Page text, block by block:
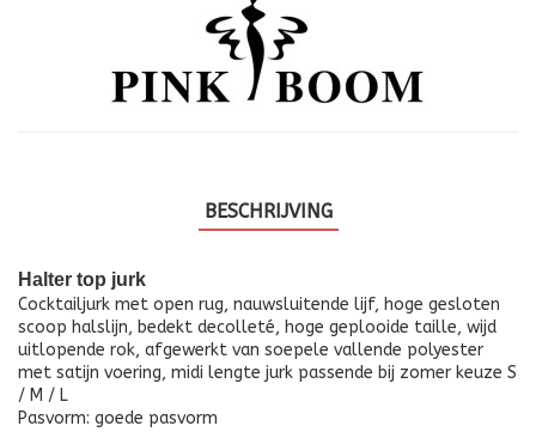
BESCHRIJVING
Halter top jurk
Cocktailjurk met open rug, nauwsluitende lijf, hoge gesloten
scoop halslijn, bedekt decolleté, hoge geplooide taille, wijd
uitlopende rok, afgewerkt van soepele vallende polyester
met satijn voering, midi lengte jurk passende bij zomer keuze S
/ M / L
Pasvorm: goede pasvorm